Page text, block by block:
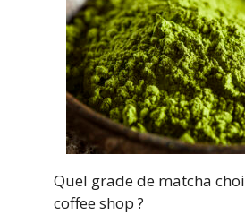
Quel grade de matcha
coffee shop ?